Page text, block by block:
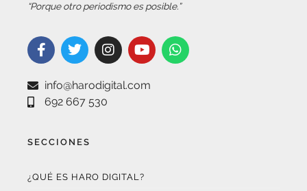
“Porque otro periodismo es posible.”
info@harodigital.com
692 667 530
SECCIONES
¿QUÉ ES HARO DIGITAL?